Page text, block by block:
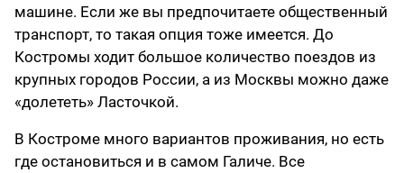
машине. Если же вы предпочитаете общественный
транспорт, то такая опция тоже имеется. До
Костромы ходит большое количество поездов из
крупных городов России, а из Москвы можно даже
«долететь» Ласточкой.
В Костроме много вариантов проживания, но есть
где остановиться и в самом Галиче. Все